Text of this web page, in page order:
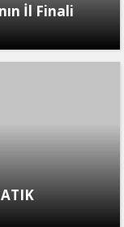
İl Finali
ATIK